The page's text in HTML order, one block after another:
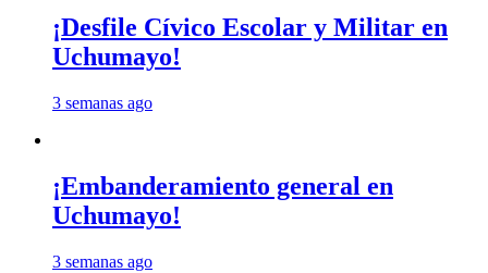
¡Desfile Cívico Escolar y Militar en
Uchumayo!
3 semanas ago
¡Embanderamiento general en
Uchumayo!
3 semanas ago